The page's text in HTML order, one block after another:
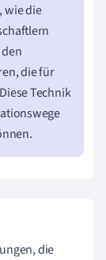
wie die
die für
Technik
die